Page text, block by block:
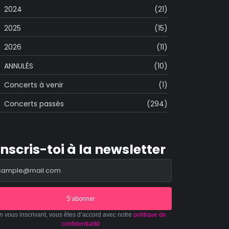
2024
(21)
2025
(15)
2026
(11)
ANNULÉS
(10)
Concerts à venir
(1)
Concerts passés
(294)
toi à la newsletter
S'abonner
vous inscrivant, vous êtes d’accord avec notre politique de
confidentialité